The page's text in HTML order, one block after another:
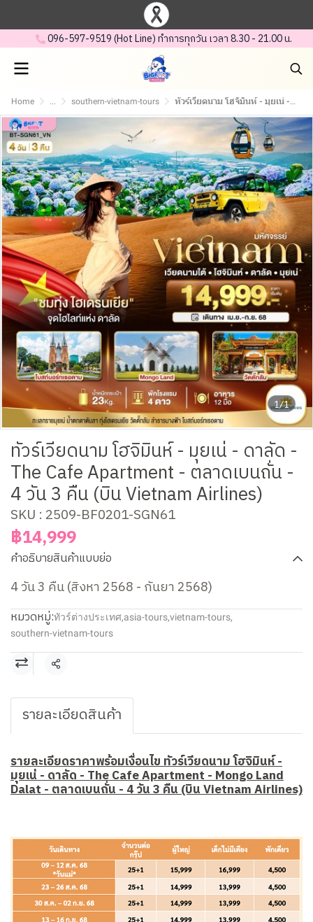
....... .096-597-95 19 (Hot Line) ทำการทุกวัน เวลา 8.30 - 21.00 น.
Home ... southern-vietnam-tours ทัวร์เวียดนาม โฮจิมินห์ - มุยเน่ - ดาลัด - The Cafe Apartment - ตลาดเบนถั่น - 4 วัน 3 คืน (บิน Vietnam Airlines)
1/1
ทัวร์เวียดนาม โฮจิมินห์ - มุยเน่ - ดาลัด -
The Cafe Apartment - ตลาดเบนถั่น -
4 วัน 3 คืน (บิน Vietnam Airlines)
SKU : 2509-BF0201-SGN61
฿14,999
คำอธิบายสินค้าแบบย่อ
4 วัน 3 คืน (สิงหา 2568 - กันยา 2568)
หมวดหมู่:ทัวร์ต่างประเทศ,asia-tours,vietnam-tours,
southern-vietnam-tours
แชร์
รายละเอียดสินค้า
รายละเอียดราคาพร้อมเงื่อนไข ทัวร์เวียดนาม โฮจิมินห์ -
มุยเน่ - ดาลัด - The Cafe Apartment - Mongo Land
Dalat - ตลาดเบนถั่น - 4 วัน 3 คืน (บิน Vietnam Airlines)